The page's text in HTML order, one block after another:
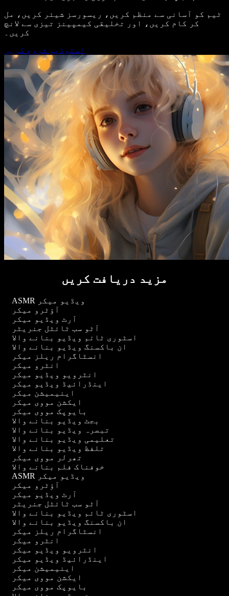
ٹیم کو آسانی سے منظم کریں، ریسورسز شیئر کریں، مل
کر کام کریں، اور تخلیقی کیمپینز تیزی سے لانچ
کریں۔
اسٹوڈیو شروع کریں
مزید دریافت کریں
ASMR ویڈیو میکر
آؤٹرو میکر
آرٹ ویڈیو میکر
آٹو سب ٹائٹل جنریٹر
اسٹوری ٹائم ویڈیو بنانے والا
ان باکسنگ ویڈیو بنانے والا
انسٹاگرام ریلز میکر
انٹرو میکر
انٹرویو ویڈیو میکر
اینڈرائیڈ ویڈیو میکر
اینیمیشن میکر
ایکشن مووی میکر
بایوپک مووی میکر
بجٹ ویڈیو بنانے والا
تبصرہ ویڈیو بنانے والا
تعلیمی ویڈیو بنانے والا
تلفظ ویڈیو بنانے والا
تھرلر مووی میکر
خوفناک فلم بنانے والا
ASMR ویڈیو میکر
آؤٹرو میکر
آرٹ ویڈیو میکر
آٹو سب ٹائٹل جنریٹر
اسٹوری ٹائم ویڈیو بنانے والا
ان باکسنگ ویڈیو بنانے والا
انسٹاگرام ریلز میکر
انٹرو میکر
انٹرویو ویڈیو میکر
اینڈرائیڈ ویڈیو میکر
اینیمیشن میکر
ایکشن مووی میکر
بایوپک مووی میکر